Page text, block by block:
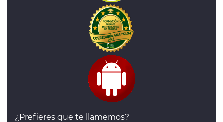
¿Prefieres que te llamemos?